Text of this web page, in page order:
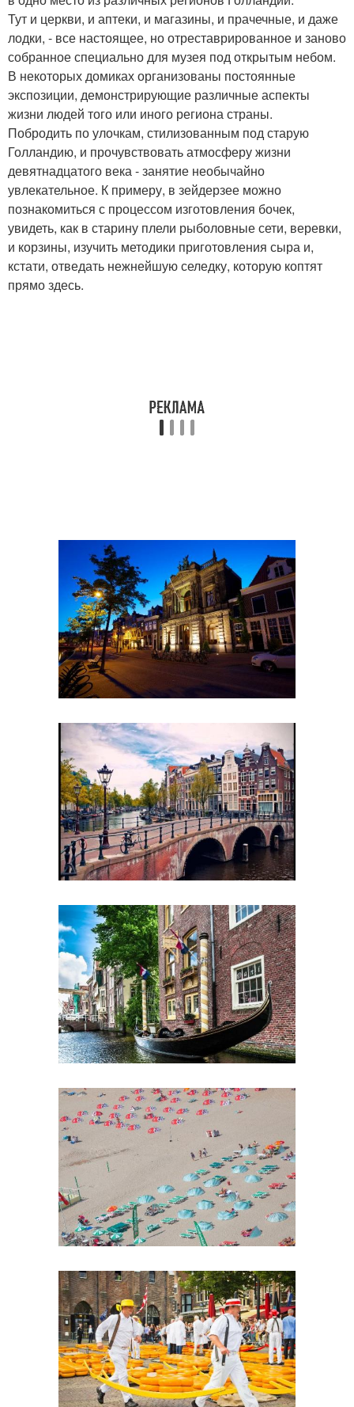
Тут и церкви, и аптеки, и магазины, и прачечные, и даже
лодки, - все настоящее, но отреставрированное и заново
собранное специально для музея под открытым небом.
В некоторых домиках организованы постоянные
экспозиции, демонстрирующие различные аспекты
жизни людей того или иного региона страны.
Побродить по улочкам, стилизованным под старую
Голландию, и прочувствовать атмосферу жизни
девятнадцатого века - занятие необычайно
увлекательное. К примеру, в зейдерзее можно
познакомиться с процессом изготовления бочек,
увидеть, как в старину плели рыболовные сети, веревки,
и корзины, изучить методики приготовления сыра и,
кстати, отведать нежнейшую селедку, которую коптят
прямо здесь.